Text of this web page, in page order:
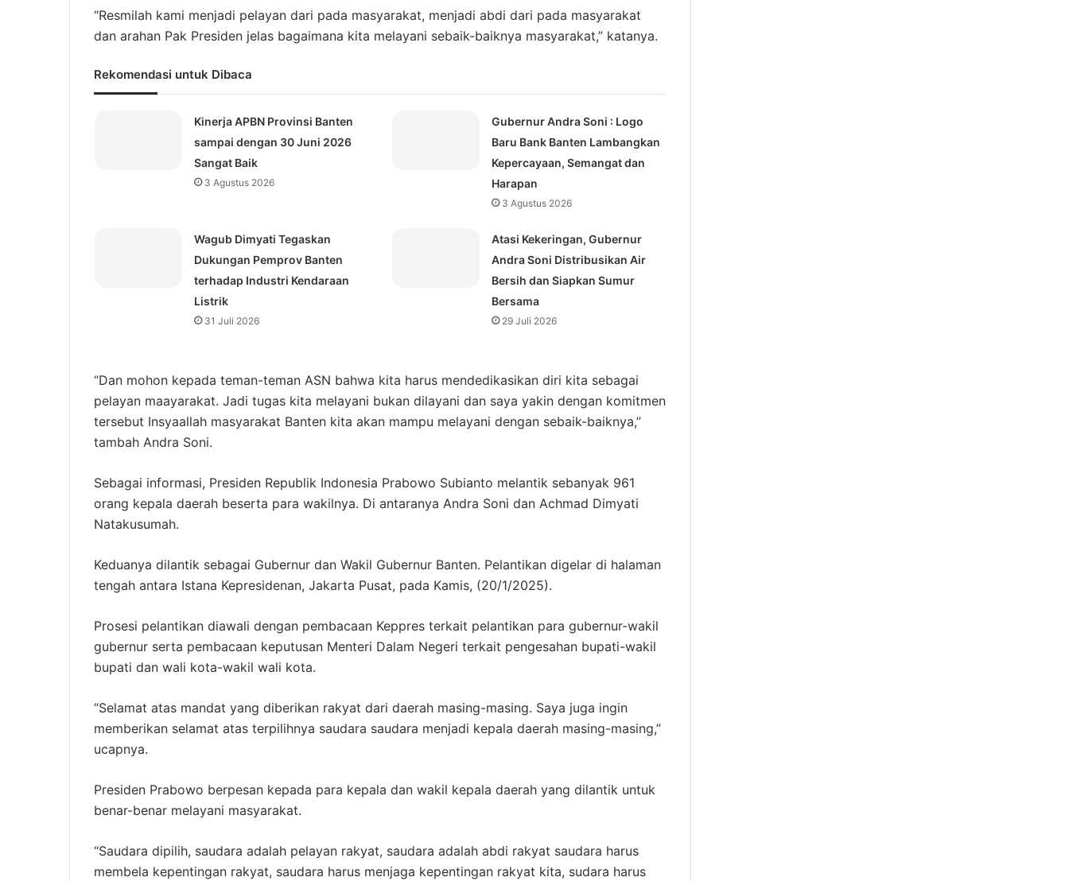
“Resmilah kami menjadi pelayan dari pada masyarakat, menjadi abdi dari pada masyarakat
dan arahan Pak Presiden jelas bagaimana kita melayani sebaik-baiknya masyarakat,” katanya.
Rekomendasi untuk Dibaca
Kinerja APBN Provinsi Banten
sampai dengan 30 Juni 2026
Sangat Baik
3 Agustus 2026
Gubernur Andra Soni : Logo
Baru Bank Banten Lambangkan
Kepercayaan, Semangat dan
Harapan
3 Agustus 2026
Wagub Dimyati Tegaskan
Dukungan Pemprov Banten
terhadap Industri Kendaraan
Listrik
31 Juli 2026
Atasi Kekeringan, Gubernur
Andra Soni Distribusikan Air
Bersih dan Siapkan Sumur
Bersama
29 Juli 2026
“Dan mohon kepada teman-teman ASN bahwa kita harus mendedikasikan diri kita sebagai
pelayan maayarakat. Jadi tugas kita melayani bukan dilayani dan saya yakin dengan komitmen
tersebut Insyaallah masyarakat Banten kita akan mampu melayani dengan sebaik-baiknya,”
tambah Andra Soni.
Sebagai informasi, Presiden Republik Indonesia Prabowo Subianto melantik sebanyak 961
orang kepala daerah beserta para wakilnya. Di antaranya Andra Soni dan Achmad Dimyati
Natakusumah.
Keduanya dilantik sebagai Gubernur dan Wakil Gubernur Banten. Pelantikan digelar di halaman
tengah antara Istana Kepresidenan, Jakarta Pusat, pada Kamis, (20/1/2025).
Prosesi pelantikan diawali dengan pembacaan Keppres terkait pelantikan para gubernur-wakil
gubernur serta pembacaan keputusan Menteri Dalam Negeri terkait pengesahan bupati-wakil
bupati dan wali kota-wakil wali kota.
“Selamat atas mandat yang diberikan rakyat dari daerah masing-masing. Saya juga ingin
memberikan selamat atas terpilihnya saudara saudara menjadi kepala daerah masing-masing,”
ucapnya.
Presiden Prabowo berpesan kepada para kepala dan wakil kepala daerah yang dilantik untuk
benar-benar melayani masyarakat.
“Saudara dipilih, saudara adalah pelayan rakyat, saudara adalah abdi rakyat saudara harus
membela kepentingan rakyat, saudara harus menjaga kepentingan rakyat kita, sudara harus